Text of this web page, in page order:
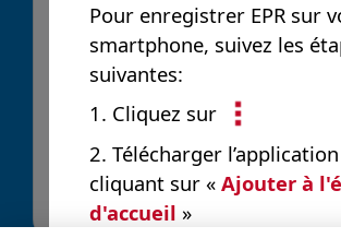
Envoyer
Pour enregistrer EPR sur
smartphone, suivez les
suivantes:
1. Cliquez sur
2. Télécharger
cliquant sur « Ajouter à
d'accueil »